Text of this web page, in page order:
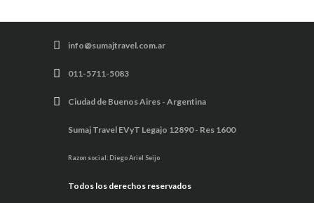
info@sumajtravel.com.ar
011-5711-5083
Ciudad de Buenos Aires - Argentina
Sumaj Travel EVyT Legajo 12890 - Res 1600
Razon social: Diego Ariel Seijo
Todos los derechos reservados